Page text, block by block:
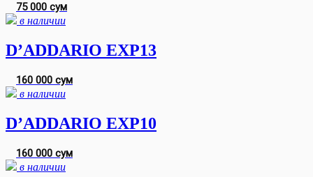
75 000 сум
в наличии
D’ADDARIO EXP13
160 000 сум
в наличии
D’ADDARIO EXP10
160 000 сум
в наличии